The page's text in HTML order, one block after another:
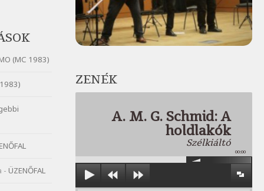
ZENÉK
A. M. G. Schmid: A
holdlakók
Szélkiáltó
00:00
(MC 1983)
- ÜZENŐFAL